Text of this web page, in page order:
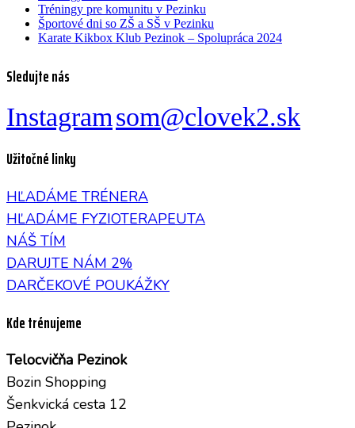
Tréningy pre komunitu v Pezinku
Športové dni so ZŠ a SŠ v Pezinku
Karate Kikbox Klub Pezinok – Spolupráca 2024
Sledujte nás
Instagramsom@clovek2.sk
Užitočné linky
HĽADÁME TRÉNERA
HĽADÁME FYZIOTERAPEUTA
NÁŠ TÍM
DARUJTE NÁM 2%
DARČEKOVÉ POUKÁŽKY
Kde trénujeme
Telocvičňa Pezinok
Bozin Shopping
Šenkvická cesta 12